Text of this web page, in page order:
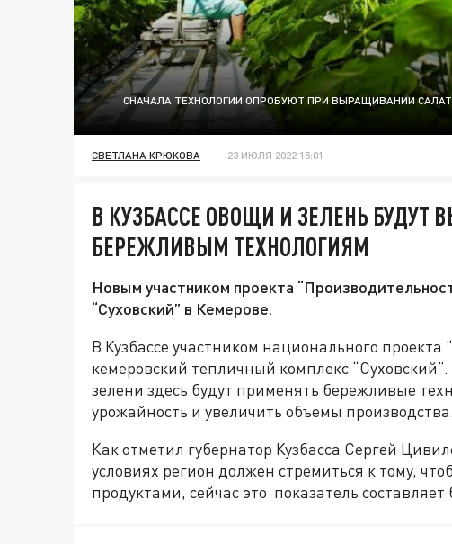
СНАЧАЛА ТЕХНОЛОГИИ ОПРОБУЮТ ПРИ ВЫРАЩИВАНИИ
СВЕТЛАНА КРЮКОВА 23 ИЮЛЯ 2022 15:01
В КУЗБАССЕ ОВОЩИ И ЗЕЛЕНЬ БУДУТ
БЕРЕЖЛИВЫМ ТЕХНОЛОГИЯМ
Новым участником проекта
“Суховский” в Кемерове.
В Кузбассе участником национального проекта
кемеровский тепличный комплекс
зелени здесь будут применять бережливые
урожайность и увеличить объемы производства.
Как отметил губернатор Кузбасса Сергей
условиях регион должен стремиться к тому,
продуктами, сейчас это показатель составляет